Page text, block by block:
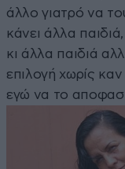
άλλο γιατρό να
κάνει άλλα
κι άλλα παιδιά
επιλογή χωρίς
εγώ να το